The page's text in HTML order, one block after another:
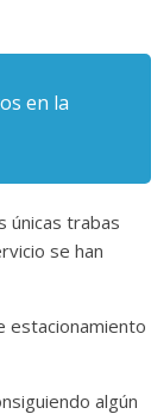
en la
únicas trabas
se han
estacionamiento
algún